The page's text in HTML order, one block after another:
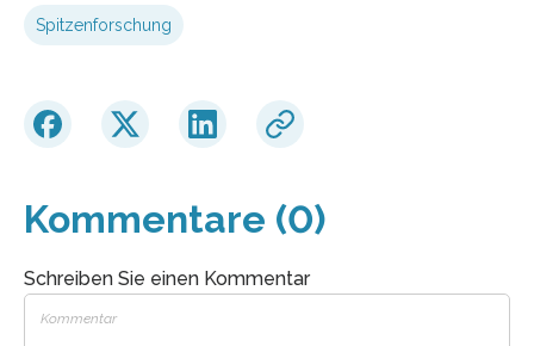
Spitzenforschung
Kommentare (0)
Schreiben Sie einen Kommentar